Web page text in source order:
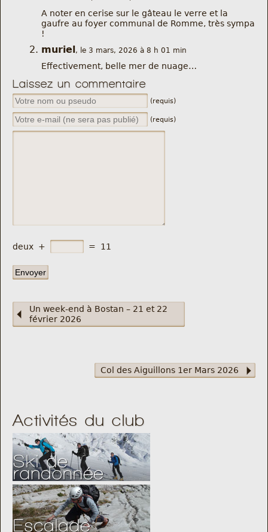
A noter en cerise sur le gâteau le verre et la
gaufre au foyer communal de Romme, très sympa
!
muriel, le 3 mars, 2026 à 8 h 01 min
Effectivement, belle mer de nuage…
Laissez un commentaire
(requis)
(requis)
deux + = 11
Un week-end à Bostan – 21 et 22
février 2026
Col des Aiguillons 1er Mars 2026
Activités du club